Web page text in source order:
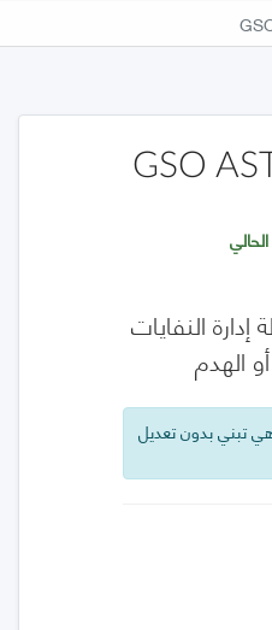
GSO
النفايات
الهدم
تبني بدون تعديل